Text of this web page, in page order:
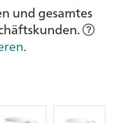
und gesamtes
.